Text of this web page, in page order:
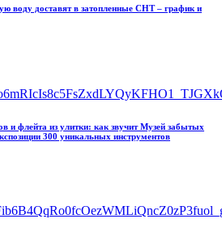
воду доставят в затопленные СНТ – график и
и флейта из улитки: как звучит Музей забытых
300 уникальных инструментов